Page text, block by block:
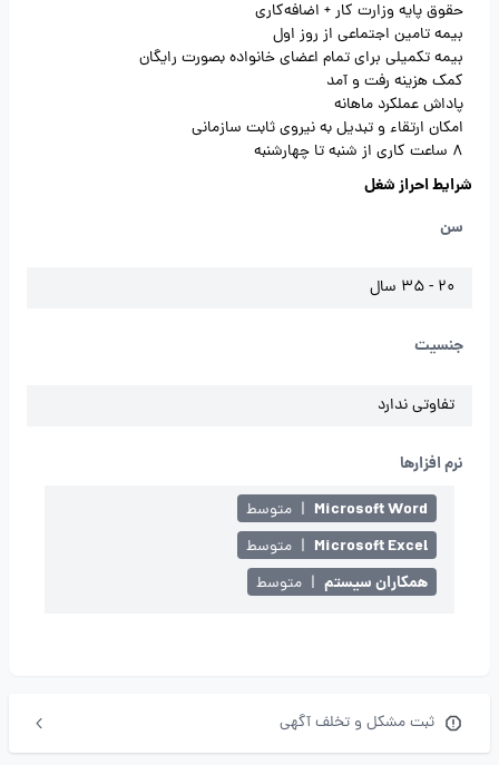
حقوق پایه وزارت کار + اضافه‌کاری
بیمه تامین اجتماعی از روز اول
بیمه تکمیلی برای تمام اعضای خانواده بصورت رایگان
کمک هزینه رفت و آمد
پاداش عملکرد ماهانه
امکان ارتقاء و تبدیل به نیروی ثابت سازمانی
8 ساعت کاری از شنبه تا چهارشنبه
شرایط احراز شغل
سن
20 - 35 سال
جنسیت
تفاوتی ندارد
نرم افزارها
Microsoft Word
| متوسط
Microsoft Excel
| متوسط
همکاران سیستم | متوسط
ثبت مشکل و تخلف آگهی